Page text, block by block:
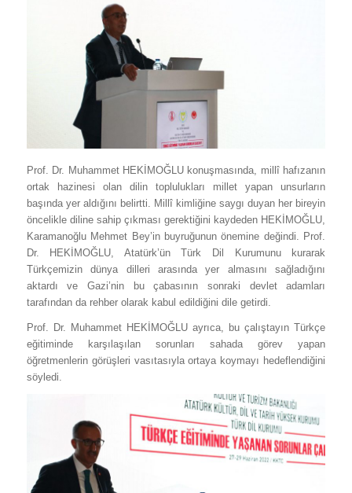
Prof. Dr. Muhammet HEKİMOĞLU konuşmasında, millî hafızanın
ortak hazinesi olan dilin toplulukları millet yapan unsurların
başında yer aldığını belirtti. Millî kimliğine saygı duyan her bireyin
öncelikle diline sahip çıkması gerektiğini kaydeden HEKİMOĞLU,
Karamanoğlu Mehmet Bey’in buyruğunun önemine değindi. Prof.
Dr. HEKİMOĞLU, Atatürk’ün Türk Dil Kurumunu kurarak
Türkçemizin dünya dilleri arasında yer almasını sağladığını
aktardı ve Gazi’nin bu çabasının sonraki devlet adamları
tarafından da rehber olarak kabul edildiğini dile getirdi.
Prof. Dr. Muhammet HEKİMOĞLU ayrıca, bu çalıştayın Türkçe
eğitiminde karşılaşılan sorunları sahada görev yapan
öğretmenlerin görüşleri vasıtasıyla ortaya koymayı hedeflendiğini
söyledi.